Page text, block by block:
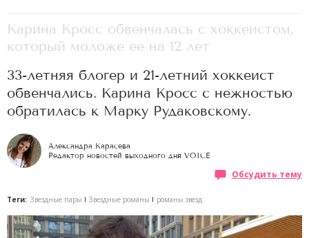
Карина Кросс обвенчалась с хоккеистом,
который моложе ее на 12 лет
33-летняя блогер и 21-летний хоккеист
обвенчались. Карина Кросс с нежностью
обратилась к Марку Рудаковскому.
Александра Карасева
Редактор новостей выходного дня VOICE
Обсудить тему
Теги: Звездные пары Звездные романы романы звезд